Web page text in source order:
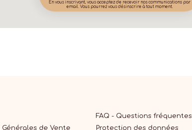
Générales de Vente
FAQ - Questions fréquentes
Protection des données
En vous inscrivant, vous acceptez de recevoir nos communications par
email. Vous pourrez vous désinscrire à tout moment.